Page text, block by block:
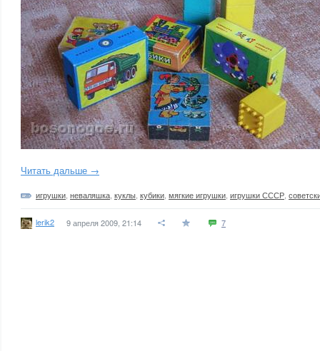
Читать дальше →
игрушки неваляшка куклы кубики мягкие игрушки игрушки СССР
lerik2 9 апреля 2009, 21:14 7